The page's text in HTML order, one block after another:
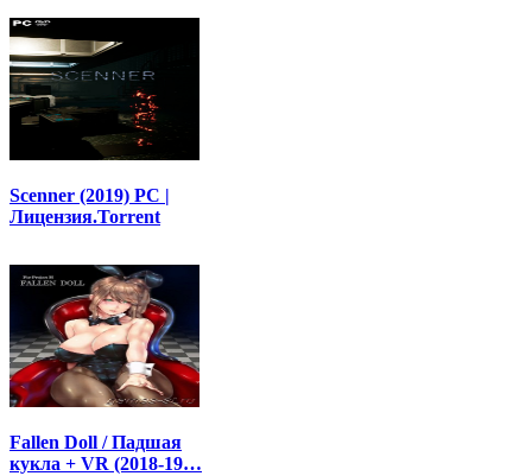
Scenner (2019) PC |
Лицензия.Torrent
Fallen Doll / Падшая
кукла + VR (2018-19…